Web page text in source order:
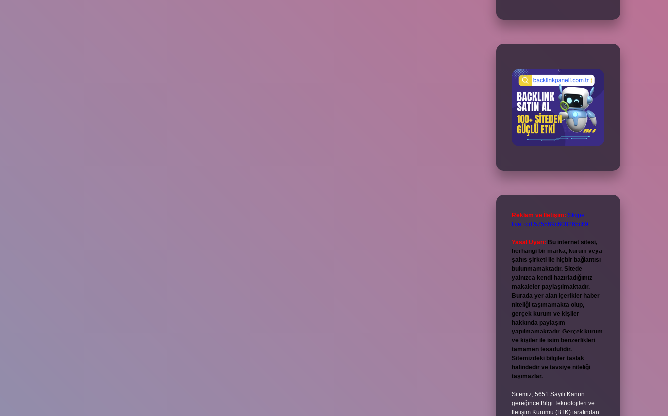
Reklam ve İletişim: Skype:
live:.cid.575569c608265c69
Yasal Uyarı: Bu internet sitesi,
herhangi bir marka, kurum veya
şahıs şirketi ile hiçbir bağlantısı
bulunmamaktadır. Sitede
yalnızca kendi hazırladığımız
makaleler paylaşılmaktadır.
Burada yer alan içerikler haber
niteliği taşımamakta olup,
gerçek kurum ve kişiler
hakkında paylaşım
yapılmamaktadır. Gerçek kurum
ve kişiler ile isim benzerlikleri
tamamen tesadüfidir.
Sitemizdeki bilgiler taslak
halindedir ve tavsiye niteliği
taşımazlar.
Sitemiz, 5651 Sayılı Kanun
gereğince Bilgi Teknolojileri ve
İletişim Kurumu (BTK) tarafından